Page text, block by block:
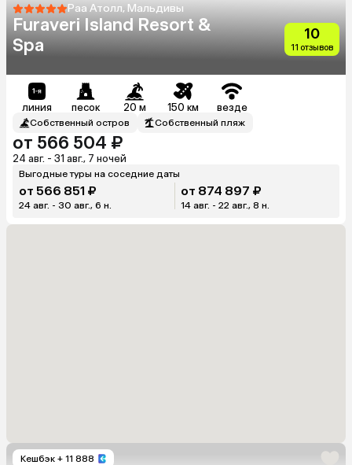
Раа Атолл, Мальдивы
Furaveri Island Resort &
Spa
10
11 отзывов
линия песок 20 м 150 км везде
Собственный остров Собственный пляж
от 566 504 ₽
24 авг. - 31 авг., 7 ночей
Выгодные туры на соседние даты
от 566 851 ₽
24 авг. - 30 авг., 6 н.
от 874 897 ₽
14 авг. - 22 авг., 8 н.
Кешбэк + 11 888